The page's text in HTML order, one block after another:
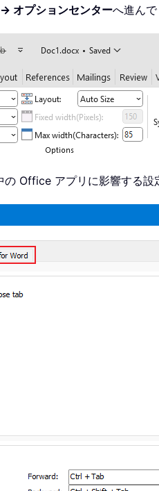
オプションセンターへ進んで
Office アプリに影響する設